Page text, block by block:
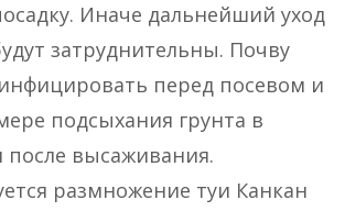
Иначе дальнейший уход
затруднительны. Почву
перед посевом и
подсыхания грунта в
после высаживания.
размножение туи Канкан